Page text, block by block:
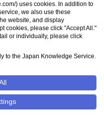
上（総額850万円）の
題の「日本最大級のイ
イト」です。日本国
から図書館まで、多く
録辞事典について詳しく
) uses cookies. In addition to
we also use these
website, and display
cookies, please click "Accept All."
or individually, please click
to the Japan Knowledge Service.